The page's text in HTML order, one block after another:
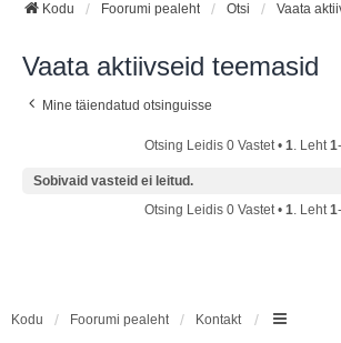
Kodu Foorumi pealeht Otsi Vaata
Vaata aktiivseid teemasid
Mine täiendatud otsinguisse
Otsing Leidis 0 Vastet • 1. Leht1
Sobivaid vasteid ei leitud.
Otsing Leidis 0 Vastet • 1. Leht1
Kodu Foorumi pealeht Kontakt